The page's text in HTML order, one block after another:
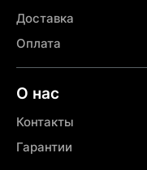
Доставка
Оплата
О нас
Контакты
Гарантии